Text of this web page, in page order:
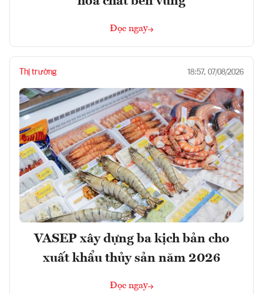
Đọc ngay
Thị trường 18:57, 07/08/2026
VASEP xây dựng ba kịch bản cho
xuất khẩu thủy sản năm 2026
Đọc ngay